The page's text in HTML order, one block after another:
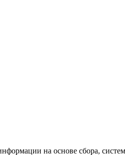
на основе сбора,